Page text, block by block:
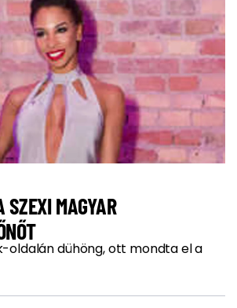
MAGYAR
oldalán dühöng, ott mondta el a